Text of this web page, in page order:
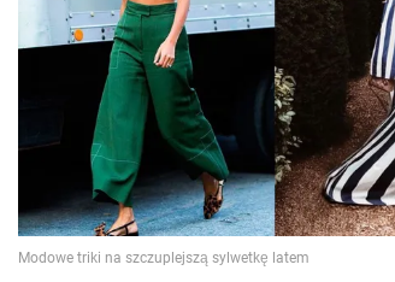
Modowe triki na szczuplejszą sylwetkę latem